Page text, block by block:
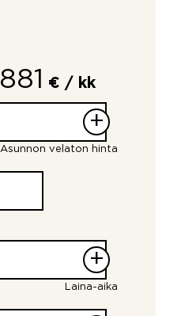
881 € / kk
+
Asunnon velaton hinta
+
Laina-aika